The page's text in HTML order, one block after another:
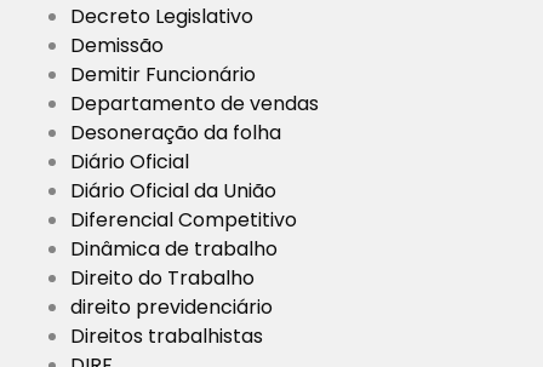
Decreto Legislativo
Demissão
Demitir Funcionário
Departamento de vendas
Desoneração da folha
Diário Oficial
Diário Oficial da União
Diferencial Competitivo
Dinâmica de trabalho
Direito do Trabalho
direito previdenciário
Direitos trabalhistas